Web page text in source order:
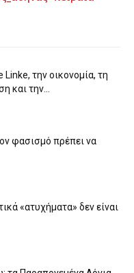
Linke, την οικονομία, τη
και την...
φασισμό πρέπει να
«ατυχήματα» δεν είναι